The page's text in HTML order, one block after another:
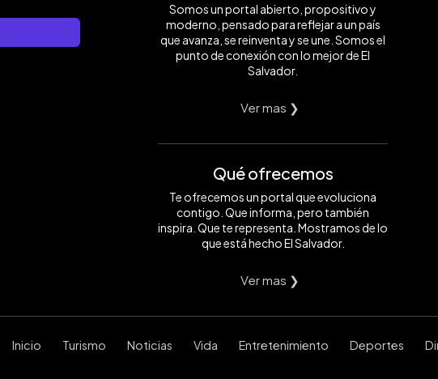
Somos un portal abierto, propositivo y
moderno, pensado para reflejar a un país
que avanza, se reinventa y se une. Somos el
punto de conexión con lo mejor de El
Salvador.
Ver mas ❯
Qué ofrecemos
Te ofrecemos un portal que evoluciona
contigo. Que informa, pero también
inspira. Que te representa. Mostramos de lo
que está hecho El Salvador.
Ver mas ❯
Inicio Turismo Noticias Vida Entretenimiento Deportes